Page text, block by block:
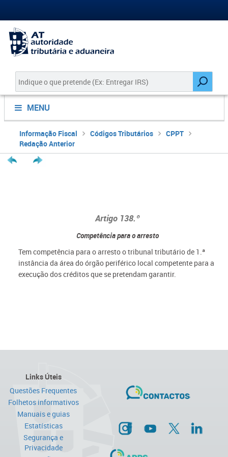
MENU
Informação Fiscal Códigos Tributários
CPPT
Redação Anterior
Artigo 138.º
Competência para o arresto
Tem competência para o arresto o tribunal tributário de 1.ª
instância da área do órgão periférico local competente para a
execução dos créditos que se pretendam garantir.
Links Úteis
Questões Frequentes
Folhetos informativos
Manuais e guias
Estatísticas
Segurança e
Privacidade